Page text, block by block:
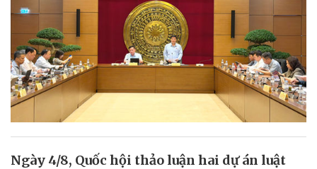
Ngày 4/8, Quốc hội thảo luận hai dự án luật